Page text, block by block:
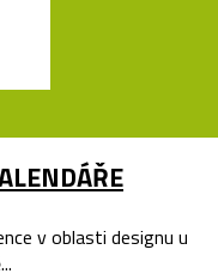
v oblasti designu u